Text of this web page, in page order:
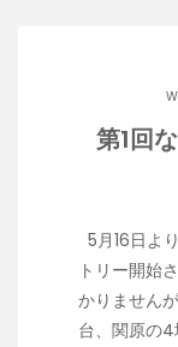
第1回
5月16日よ
トリー開始
かりません
台、関原の